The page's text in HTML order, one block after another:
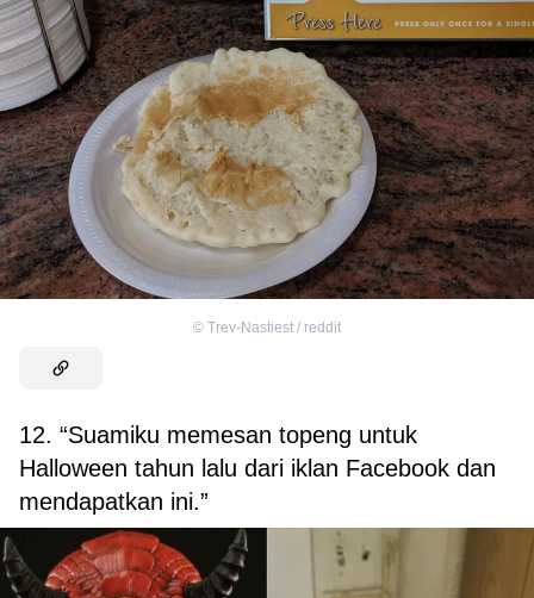
© Trev-Nastiest / reddit
12. “Suamiku memesan topeng untuk
Halloween tahun lalu dari iklan Facebook dan
mendapatkan ini.”